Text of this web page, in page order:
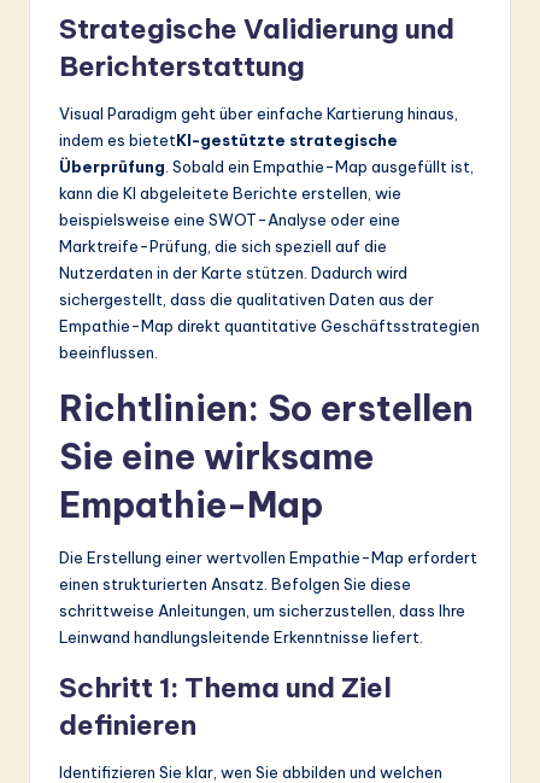
Strategische Validierung und
Berichterstattung
Visual Paradigm geht über einfache Kartierung hinaus,
indem es bietetKI-gestützte strategische
Überprüfung . Sobald ein Empathie-Map ausgefüllt ist,
kann die KI abgeleitete Berichte erstellen, wie
beispielsweise eine SWOT-Analyse oder eine
Marktreife-Prüfung, die sich speziell auf die
Nutzerdaten in der Karte stützen. Dadurch wird
sichergestellt, dass die qualitativen Daten aus der
Empathie-Map direkt quantitative Geschäftsstrategien
beeinflussen.
Richtlinien: So erstellen
Sie eine wirksame
Empathie-Map
Die Erstellung einer wertvollen Empathie-Map erfordert
einen strukturierten Ansatz. Befolgen Sie diese
schrittweise Anleitungen, um sicherzustellen, dass Ihre
Leinwand handlungsleitende Erkenntnisse liefert.
Schritt 1: Thema und Ziel
definieren
Identifizieren Sie klar, wen Sie abbilden und welchen